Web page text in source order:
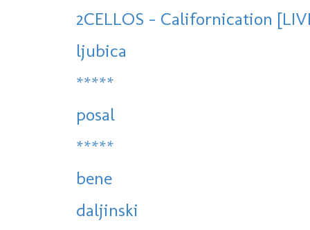
2CELLOS - Californication
ljubica
*****
posal
*****
bene
daljinski